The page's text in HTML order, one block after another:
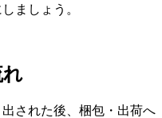
ましょう。
れ
された後、梱包・出荷へ